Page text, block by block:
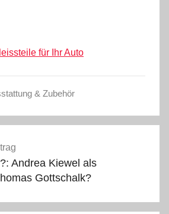
& Zubehör
Andrea Kiewel als
Gottschalk?